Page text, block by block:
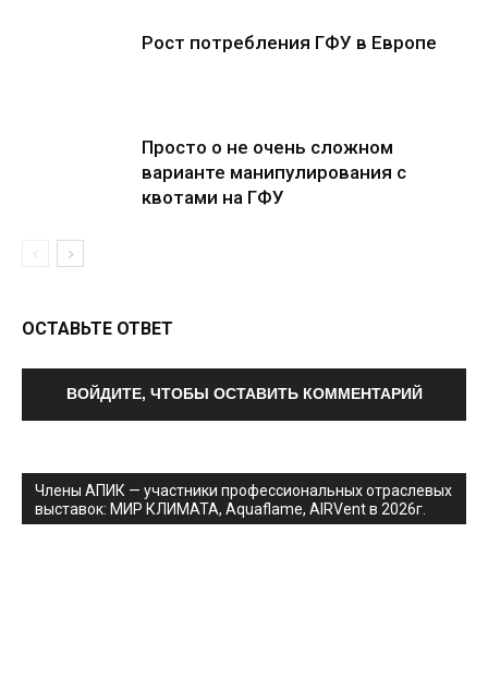
Рост потребления ГФУ в Европе
Просто о не очень сложном
варианте манипулирования с
квотами на ГФУ
ОСТАВЬТЕ ОТВЕТ
ВОЙДИТЕ, ЧТОБЫ ОСТАВИТЬ КОММЕНТАРИЙ
Члены АПИК — участники профессиональных отраслевых
выставок: МИР КЛИМАТА, Aquaflame, AIRVent в 2026г.